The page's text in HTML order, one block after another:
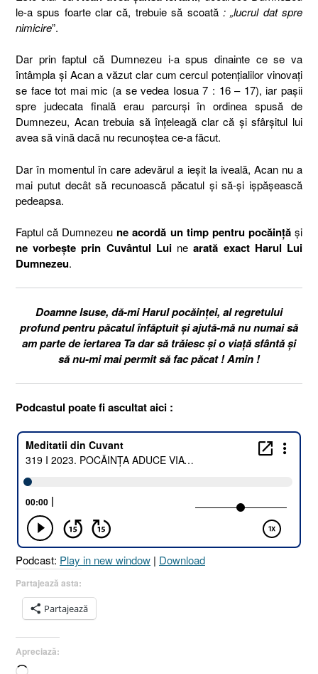
le-a spus foarte clar că, trebuie să scoată :„lucrul dat spre
nimicire”.
Dar prin faptul că Dumnezeu i-a spus dinainte ce se va
întâmpla și Acan a văzut clar cum cercul potențialilor vinovați
se face tot mai mic (a se vedea Iosua 7 : 16 – 17), iar pașii
spre judecata finală erau parcurși în ordinea spusă de
Dumnezeu, Acan trebuia să înțeleagă clar că și sfârșitul lui
avea să vină dacă nu recunoștea ce-a făcut.
Dar în momentul în care adevărul a ieșit la iveală, Acan nu a
mai putut decât să recunoască păcatul și să-și ișpășească
pedeapsa.
Faptul că Dumnezeu ne acordă un timp pentru pocăințăși
ne vorbește prin Cuvântul Luinearată exact Harul Lui
Dumnezeu.
Doamne Isuse, dă-mi Harul pocăinței, al regretului
profund pentru păcatul înfăptuit și ajută-mă nu numai să
am parte de iertarea Ta dar să trăiesc și o viață sfântă și
să nu-mi mai permit să fac păcat ! Amin !
Podcastul poate fi ascultat aici :
Podcast: Play in new window | Download
Partajează asta:
Partajează
Apreciază: